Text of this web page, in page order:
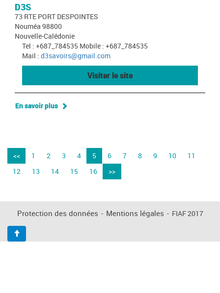
D3S
73 RTE PORT DESPOINTES
Nouméa 98800
Nouvelle-Calédonie
Tel : +687_784535 Mobile : +687_784535
Mail : d3savoirs@gmail.com
Visiter le site
En savoir plus
<< 1 2 3 4 5 6 7 8 9 10
11
12
13 14 15 16 >>
Protection des données - Mentions légales - FIAF 2017